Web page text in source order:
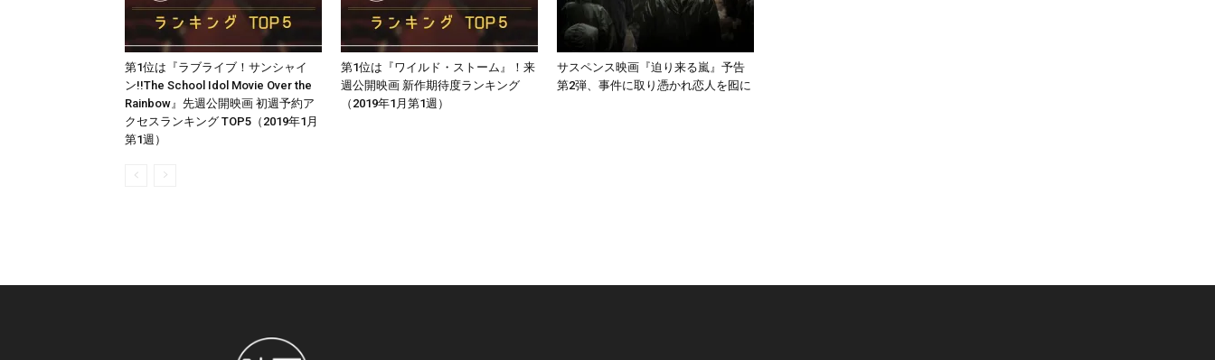
第1位は『ラブライブ！サンシャイ
ン!!The School Idol Movie Over the
Rainbow』先週公開映画 初週予約ア
クセスランキング TOP5（2019年1月
第1週）
第1位は『ワイルド・ストーム』！来
週公開映画 新作期待度ランキング
（2019年1月第1週）
サスペンス映画『迫り来る嵐』予告
第2弾、事件に取り憑かれ恋人を囮に